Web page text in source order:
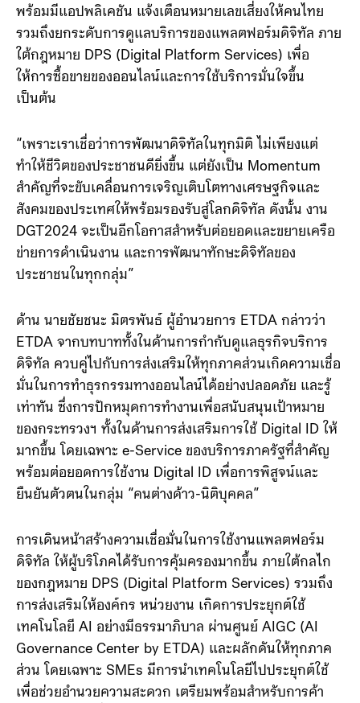
พร้อมมีแอปพลิเคชัน แจ้งเตือนหมายเลขเสี่ยงให้คนไทย
รวมถึงยกระดับการดูแลบริการของแพลตฟอร์มดิจิทัล ภาย
ใต้กฎหมาย DPS (Digital Platform Services) เพื่อ
ให้การซื้อขายของออนไลน์และการใช้บริการมั่นใจขึ้น
เป็นต้น
“เพราะเราเชื่อว่าการพัฒนาดิจิทัลในทุกมิติ ไม่เพียงแต่
ทำให้ชีวิตของประชาชนดียิ่งขึ้น แต่ยังเป็น Momentum
สำคัญที่จะขับเคลื่อนการเจริญเติบโตทางเศรษฐกิจและ
สังคมของประเทศให้พร้อมรองรับสู่โลกดิจิทัล ดังนั้น งาน
DGT2024 จะเป็นอีกโอกาสสำหรับต่อยอดและขยายเครือ
ข่ายการดำเนินงาน และการพัฒนาทักษะดิจิทัลของ
ประชาชนในทุกกลุ่ม”
ด้าน นายชัยชนะ มิตรพันธ์ ผู้อำนวยการ ETDA กล่าวว่า
ETDA จากบทบาททั้งในด้านการกำกับดูแลธุรกิจบริการ
ดิจิทัล ควบคู่ไปกับการส่งเสริมให้ทุกภาคส่วนเกิดความเชื่อ
มั่นในการทำธุรกรรมทางออนไลน์ได้อย่างปลอดภัย และรู้
เท่าทัน ซึ่งการปักหมุดการทำงานเพื่อสนับสนุนเป้าหมาย
ของกระทรวงฯ ทั้งในด้านการส่งเสริมการใช้ Digital ID ให้
มากขึ้น โดยเฉพาะ e-Service ของบริการภาครัฐที่สำคัญ
พร้อมต่อยอดการใช้งาน Digital ID เพื่อการพิสูจน์และ
ยืนยันตัวตนในกลุ่ม “คนต่างด้าว-นิติบุคคล”
การเดินหน้าสร้างความเชื่อมั่นในการใช้งานแพลตฟอร์ม
ดิจิทัล ให้ผู้บริโภคได้รับการคุ้มครองมากขึ้น ภายใต้กลไก
ของกฎหมาย DPS (Digital Platform Services) รวมถึง
การส่งเสริมให้องค์กร หน่วยงาน เกิดการประยุกต์ใช้
เทคโนโลยี AI อย่างมีธรรมาภิบาล ผ่านศูนย์ AIGC (AI
Governance Center by ETDA) และผลักดันให้ทุกภาค
ส่วน โดยเฉพาะ SMEs มีการนำเทคโนโลยีไปประยุกต์ใช้
เพื่อช่วยอำนวยความสะดวก เตรียมพร้อมสำหรับการค้า